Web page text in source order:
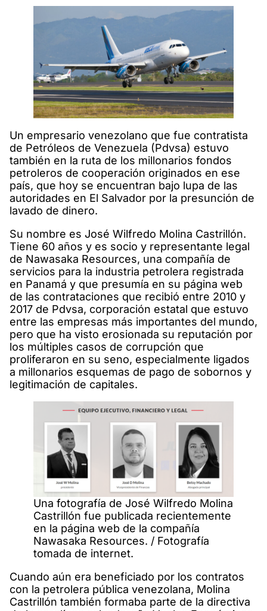
Un empresario venezolano que fue contratista
de Petróleos de Venezuela (Pdvsa) estuvo
también en la ruta de los millonarios fondos
petroleros de cooperación originados en ese
país, que hoy se encuentran bajo lupa de las
autoridades en El Salvador por la presunción de
lavado de dinero.
Su nombre es José Wilfredo Molina Castrillón.
Tiene 60 años y es socio y representante legal
de Nawasaka Resources, una compañía de
servicios para la industria petrolera registrada
en Panamá y que presumía en su página web
de las contrataciones que recibió entre 2010 y
2017 de Pdvsa, corporación estatal que estuvo
entre las empresas más importantes del mundo,
pero que ha visto erosionada su reputación por
los múltiples casos de corrupción que
proliferaron en su seno, especialmente ligados
a millonarios esquemas de pago de sobornos y
legitimación de capitales.
Una fotografía de José Wilfredo Molina
Castrillón fue publicada recientemente
en la página web de la compañía
Nawasaka Resources. / Fotografía
tomada de internet.
Cuando aún era beneficiado por los contratos
con la petrolera pública venezolana, Molina
Castrillón también formaba parte de la directiva